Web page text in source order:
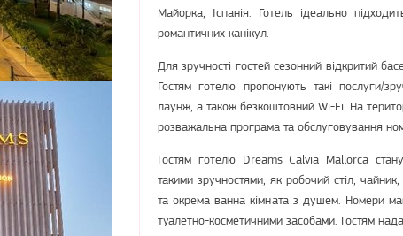
Майорка, Іспанія. Готель ідеально
романтичних канікул.
Для зручності гостей сезонний відкритий
Гостям готелю пропонують такі послуги/
лаунж, а також безкоштовний Wi-Fi. На
розважальна програма та обслуговування
Гостям готелю Dreams Calvia Mallorca
такими зручностями, як робочий стіл,
та окрема ванна кімната з душем. Номери
туалетно-косметичними засобами. Гостям